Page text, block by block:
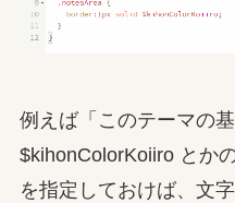
例えば「このテーマの
$kihonColorKoiiro とか
を指定しておけば、文